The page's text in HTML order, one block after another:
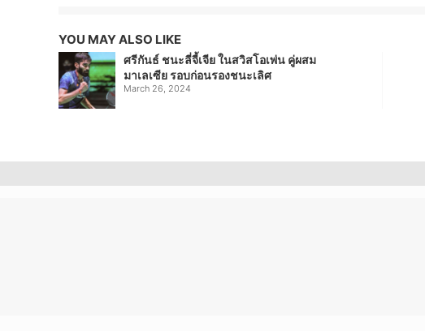
YOU MAY ALSO LIKE
ศรีกันธ์ ชนะลี่จี้เจีย ในสวิสโอเพ่น คู่ผสม
มาเลเซีย รอบก่อนรองชนะเลิศ
March 26, 2024